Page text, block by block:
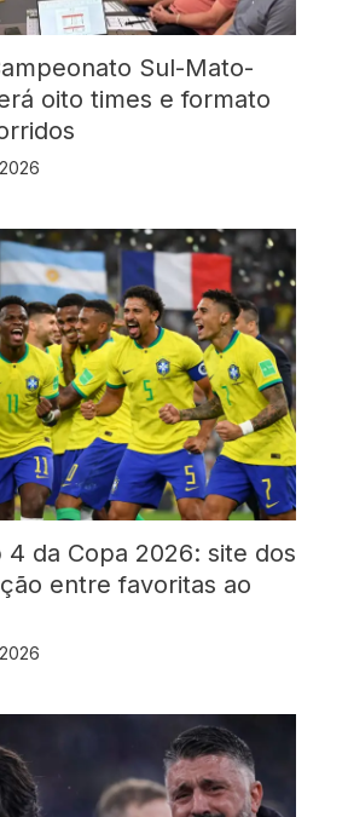
Sul-Mato-
oito times e formato
4 da Copa 2026: site dos
entre favoritas ao